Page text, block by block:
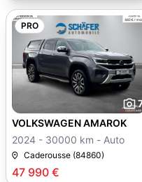
PRO
47 990 €
VOLKSWAGEN AMAROK
2024 - 30000 km - Auto
Caderousse (84860)